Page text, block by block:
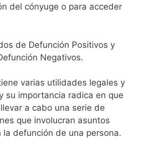
del cónyuge o para acceder
de Defunción Positivos y
Negativos.
varias utilidades legales y
su importancia radica en que
a cabo una serie de
que involucran asuntos
la defunción de una persona.